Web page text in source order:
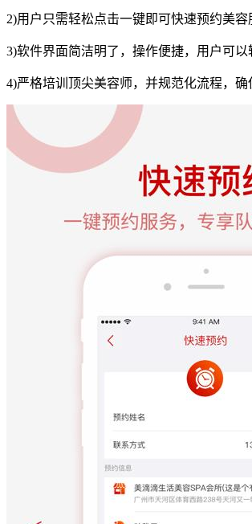
2)用户只需轻松点击一键即可快速预约美
3)软件界面简洁明了，操作便捷，用户可
4)严格培训顶尖美容师，并规范化流程，